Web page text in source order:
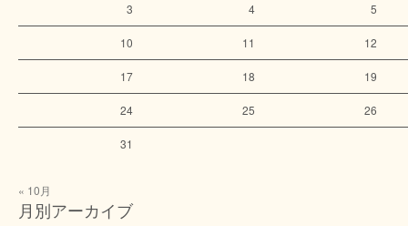
3 4 5
10 11 12
17 18 19
24 25 26
31
« 10月
月別アーカイブ